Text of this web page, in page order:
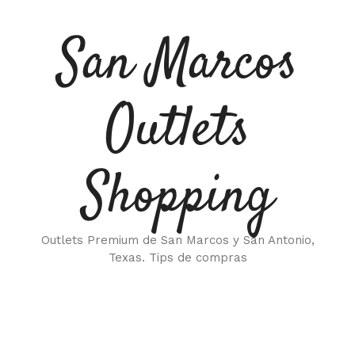
contenidoSan Marcos
Outlets
Shopping
Outlets Premium de San Marcos y San Antonio,
Texas. Tips de compras